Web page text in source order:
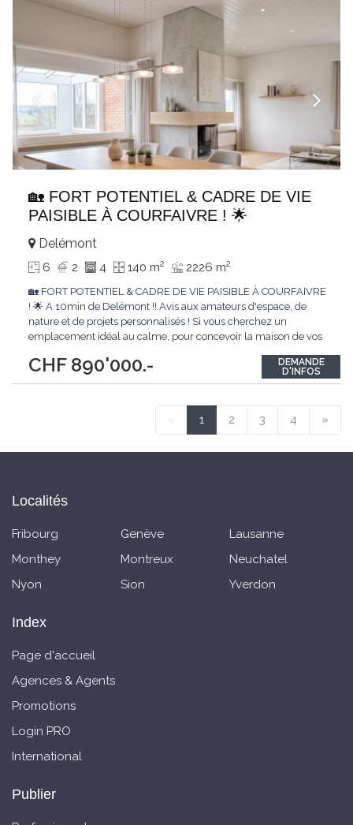
🏡 FORT POTENTIEL & CADRE DE VIE
PAISIBLE À COURFAIVRE ! 🌟
CHF 890'000.-
Delémont
6 2 4 140 m2 2226 m2
🏡 FORT POTENTIEL & CADRE DE VIE PAISIBLE À COURFAIVRE
! 🌟 A 10min de Delémont !! Avis aux amateurs d'espace, de
nature et de projets personnalisés ! Si vous cherchez un
emplacement idéal au calme, pour concevoir la maison de vos
Courfaivre (Haute-Sorne) 📐 Un terrain gigantesque de 2'226 m²
🌳 Le cadre de...
DEMANDE
D'INFOS
« 1 2 3 4 »
Localités
Fribourg Genève
Lausanne
Monthey
Montreux
Neuchatel
Nyon
Sion Yverdon
Index
Page d'accueil
Agences & Agents
Promotions
Login PRO
International
Publier